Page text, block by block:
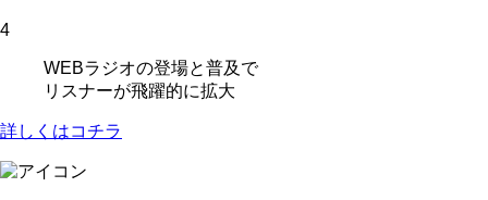
4
WEBラジオの登場と普及で
リスナーが飛躍的に拡大
詳しくはコチラ